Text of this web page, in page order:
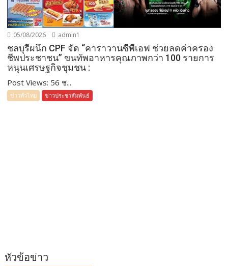
05/08/2026 admin1
ชลบุรีผนึก CPF จัด “คาราวานซีพีเอฟ ช่วยลดค่าครอง
ชีพประชาชน” ขนทัพอาหารคุณภาพกว่า 100 รายการ
หนุนเศรษฐกิจชุมชน :
Post Views: 56 ช...
ข่าวทั่วไทย ข่าวประชาสัมพันธ์
หัวข้อข่าว